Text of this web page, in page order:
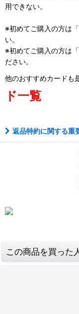
用できない。
※初めてご購入の方は「
い。
※初めてご購入の方は「
ださい。
他のおすすめカードも
ド一覧
返品特約に関する重
この商品を買った